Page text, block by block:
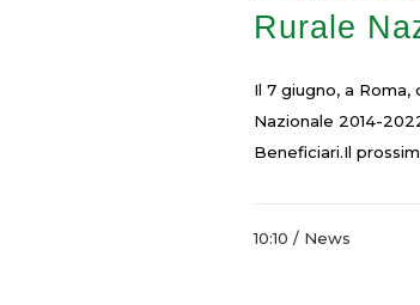
Rurale
Il 7 giugno, a Roma,
Nazionale 2014-
Beneficiari.Il
10:10 / News